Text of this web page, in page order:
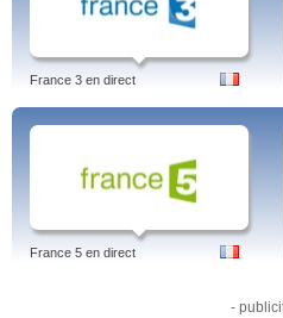
adhd, svt24 kunskapskanalen, program,
samtiden, kunskapskanalen play, tablå,
France 3 en direct
France 5 en direct
-